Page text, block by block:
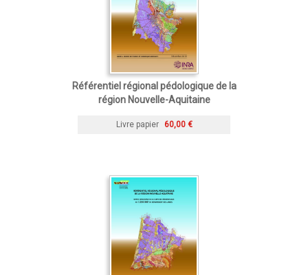
Référentiel régional pédologique de la
région Nouvelle-Aquitaine
Livre papier 60,00 €